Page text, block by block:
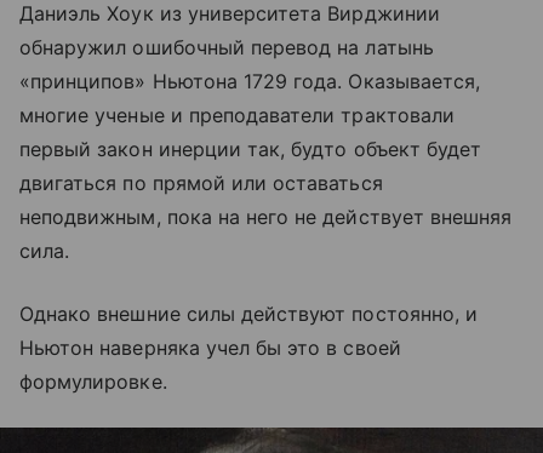
Даниэль Хоук из университета Вирджинии
обнаружил ошибочный перевод на латынь
«принципов» Ньютона 1729 года. Оказывается,
многие ученые и преподаватели трактовали
первый закон инерции так, будто объект будет
двигаться по прямой или оставаться
неподвижным, пока на него не действует внешняя
сила.
Однако внешние силы действуют постоянно, и
Ньютон наверняка учел бы это в своей
формулировке.